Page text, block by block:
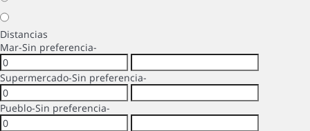
Distancias
Mar-Sin preferencia-
Supermercado-Sin preferencia-
Pueblo-Sin preferencia-